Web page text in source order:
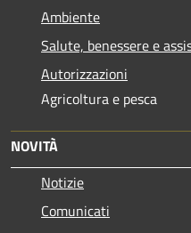
Ambiente
Salute, benessere e
Autorizzazioni
Agricoltura e pesca
NOVITÀ
Notizie
Comunicati